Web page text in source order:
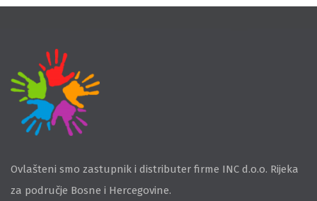
Ovlašteni smo zastupnik i distributer firme INC d.o.o. Rijeka
za područje Bosne i Hercegovine.